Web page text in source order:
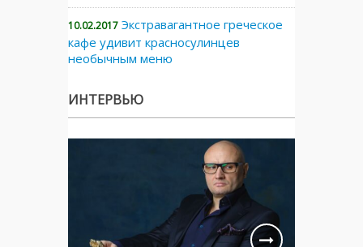
10.02.2017 Экстравагантное греческое
кафе удивит красносулинцев
необычным меню
ИНТЕРВЬЮ